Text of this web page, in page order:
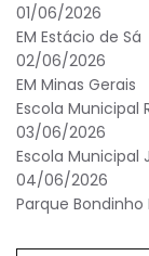
01/06/2026
EM Estácio de Sá
02/06/2026
EM Minas Gerais
Escola Municipal
03/06/2026
Escola Municipal
04/06/2026
Parque